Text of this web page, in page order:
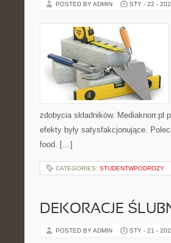
POSTED BY ADMIN STY - 22 -
zdobycia składników. Mediaknorr.pl
efekty były satysfakcjonujące.
food. […]
CATEGORIES: STUDENTWPODROZY
DEKORACJE
POSTED BY ADMIN STY - 21 -